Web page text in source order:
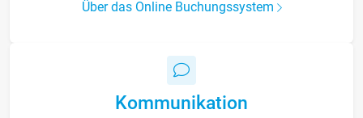
Über das Online Buchungssystem
Kommunikation